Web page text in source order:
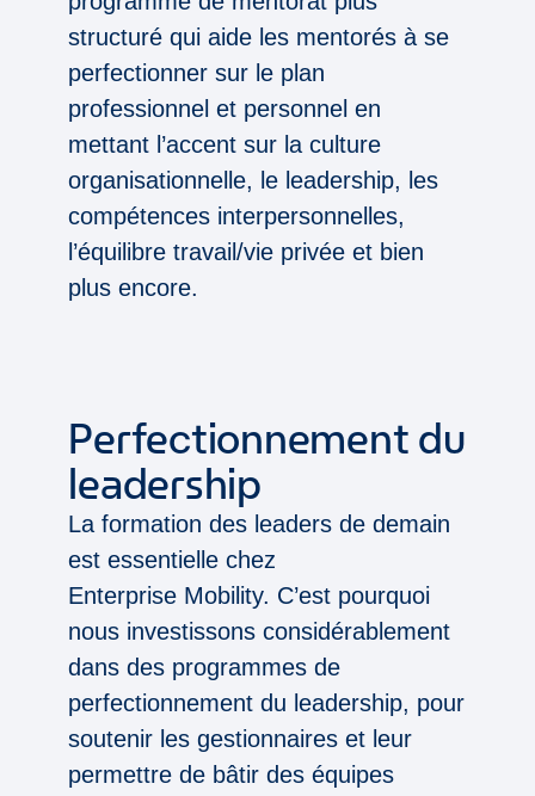
structuré qui aide les mentorés à se
perfectionner sur le plan
professionnel et personnel en
mettant l’accent sur la culture
organisationnelle, le leadership, les
compétences interpersonnelles,
l’équilibre travail/vie privée et bien
plus encore.
Perfectionnement du
leadership
La formation des leaders de demain
est essentielle chez
Enterprise Mobility. C’est pourquoi
nous investissons considérablement
dans des programmes de
perfectionnement du leadership, pour
soutenir les gestionnaires et leur
permettre de bâtir des équipes